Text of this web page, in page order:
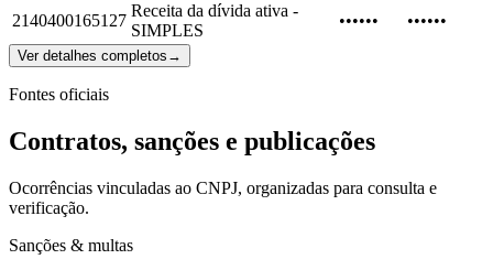
2140400165127
Receita da dívida ativa -
SIMPLES
•••••• ••••••
Ver detalhes completos →
Fontes oficiais
Contratos, sanções e publicações
Ocorrências vinculadas ao CNPJ, organizadas para consulta e
verificação.
Sanções & multas